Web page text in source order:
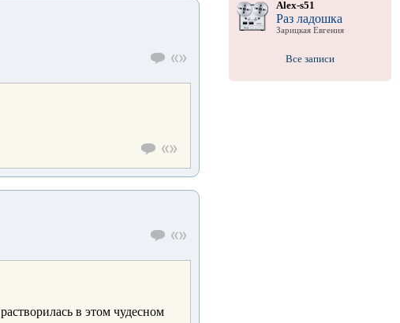
в этом чудесном
Alex-s51
Раз ладошка
Зарицкая Евгения
Все записи